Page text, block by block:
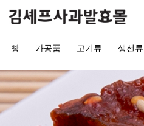
빵 가공품 고기류 생선류